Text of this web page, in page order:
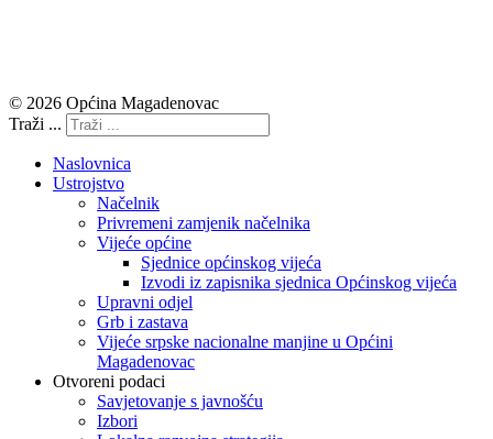
© 2026 Općina Magadenovac
Traži ...
Naslovnica
Ustrojstvo
Načelnik
Privremeni zamjenik načelnika
Vijeće općine
Sjednice općinskog vijeća
Izvodi iz zapisnika sjednica Općinskog vijeća
Upravni odjel
Grb i zastava
Vijeće srpske nacionalne manjine u Općini
Magadenovac
Otvoreni podaci
Savjetovanje s javnošću
Izbori